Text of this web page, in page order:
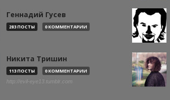
Геннадий Гусев
283 ПОСТЫ 0 КОММЕНТАРИИ
Никита Тришин
113 ПОСТЫ 0 КОММЕНТАРИИ
http://evil-eye13.tumblr.com